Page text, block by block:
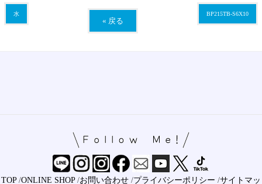
BP215TB-S6X10
水
« 戻る
TOP/ONLINE SHOP/お問い合わせ /プライバシーポリシー /サイトマッ